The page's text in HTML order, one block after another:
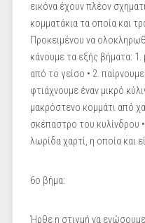
εικόνα έχουν πλέον
κομματάκια τα οποία και
Προκειμένου να
κάνουμε τα εξής βήματα:
από το γείσο • 2.
φτιάχνουμε έναν μικρό
μακρόστενο κομμάτι από
σκέπαστρο του κυλίνδρου
λωρίδα χαρτί, η οποία και
6ο βήμα:
Ήρθε η στιγμή να